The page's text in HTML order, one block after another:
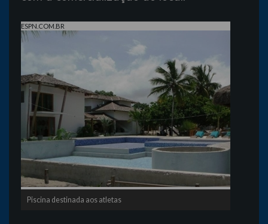
ESPN.COM.BR
Piscina destinada aos atletas